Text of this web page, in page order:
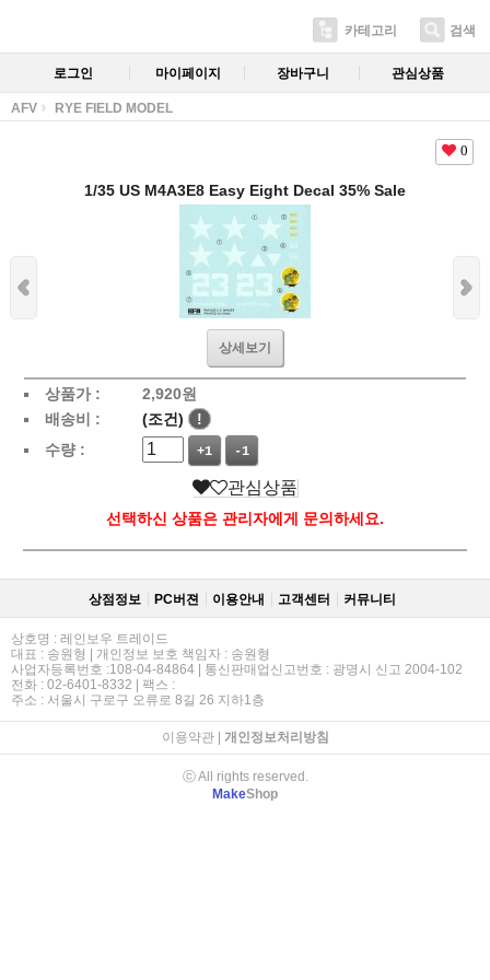
카테고리 검색
로그인 마이페이지 장바구니 관심상품
AFV RYE FIELD MODEL
0
1/35 US M4A3E8 Easy Eight Decal 35% Sale
상세보기
상품가 : 2,920원
배송비 :
(조건)
!
수량 :
+1 -1
관심상품
선택하신 상품은 관리자에게 문의하세요.
상점정보 PC버젼 이용안내 고객센터 커뮤니티
상호명 : 레인보우 트레이드
대표 : 송원형 | 개인정보 보호 책임자 : 송원형
사업자등록번호 :108-04-84864 | 통신판매업신고번호 : 광명시 신고 2004-102
전화 : 02-6401-8332 | 팩스 :
주소 : 서울시 구로구 오류로 8길 26 지하1층
이용약관| 개인정보처리방침
ⓒ All rights reserved.
MakeShop